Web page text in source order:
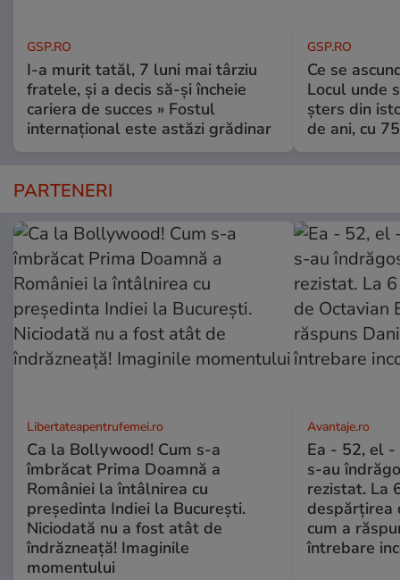
GSP.RO
I-a murit tatăl, 7 luni mai târziu
fratele, și a decis să-și încheie
cariera de succes » Fostul
internațional este astăzi grădinar
GSP.RO
Ce se
Locul unde
șters din
de ani, cu
PARTENERI
Libertateapentrufemei.ro
Ca la Bollywood! Cum s-a
îmbrăcat Prima Doamnă a
României la întâlnirea cu
președinta Indiei la București.
Niciodată nu a fost atât de
îndrăzneață! Imaginile
momentului
Avantaje.ro
Ea - 52, el -
s-au
rezistat. La
despărțirea
cum a
întrebare